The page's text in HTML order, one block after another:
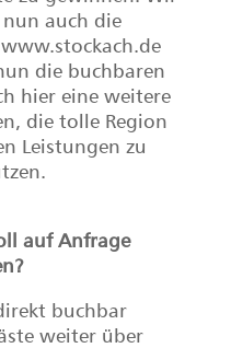
auch die
die buchbaren
hier eine weitere
die tolle Region
Leistungen zu
auf Anfrage
buchbar
weiter über